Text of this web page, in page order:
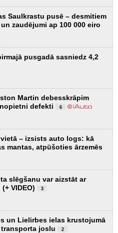
Saulkrastu pusē – desmitiem
zaudējumi ap 100 000 eiro
pusgadā sasniedz 4,2
Martin debesskrāpim
defekti
6
– izsists auto logs: kā
mantas, atpūšoties ārzemēs
slēgšanu var aizstāt ar
VIDEO)
3
un Lielirbes ielas krustojumā
joslu
2